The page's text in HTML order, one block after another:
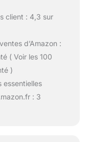
client : 4,3 sur
d’Amazon :
( Voir les 100
)
essentielles
: 3